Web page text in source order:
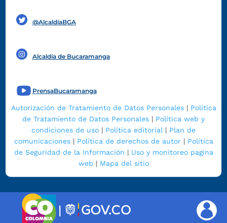
@AlcaldíaBGA
Alcaldía de Bucaramanga
PrensaBucaramanga
Autorización de Tratamiento de Datos Personales| Política
de Tratamiento de Datos Personales | Política web y
condiciones de uso | Política editorial | Plan de
comunicaciones| Política de derechos de autor| Política
de Seguridad de la Información | Uso y monitoreo pagina
web | Mapa del sitio
|